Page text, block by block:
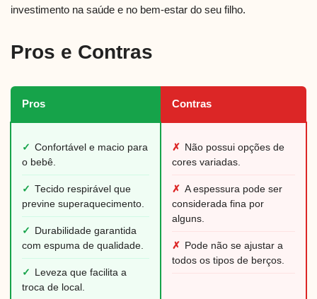
investimento na saúde e no bem-estar do seu filho.
Pros e Contras
Pros Contras
✓ Confortável e macio para
o bebê.
✓ Tecido respirável que
previne superaquecimento.
✓
Durabilidade garantida
com espuma de qualidade.
✓
Leveza que facilita a
troca de local.
✗ Não possui opções de
cores variadas.
✗ A espessura pode ser
considerada fina por
alguns.
✗ Pode não se ajustar a
todos os tipos de berços.